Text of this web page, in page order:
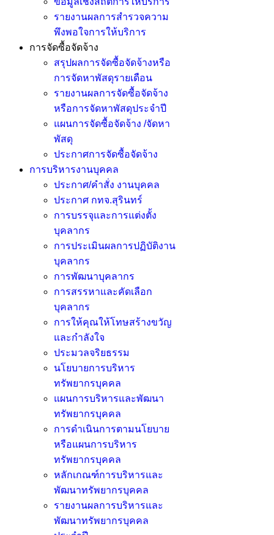
รายงานผลการสำรวจความ
พึงพอใจการให้บริการ
การจัดซื้อจัดจ้าง
สรุปผลการจัดซื้อจัดจ้างหรือ
การจัดหาพัสดุรายเดือน
รายงานผลการจัดซื้อจัดจ้าง
หรือการจัดหาพัสดุประจำปี
แผนการจัดซื้อจัดจ้าง /จัดหา
พัสดุ
ประกาศการจัดซื้อจัดจ้าง
การบริหารงานบุคคล
ประกาศ/คำสั่ง งานบุคคล
ประกาศ กทจ.สุรินทร์
การบรรจุและการแต่งตั้ง
บุคลากร
การประเมินผลการปฏิบัติงาน
บุคลากร
การพัฒนาบุคลากร
การสรรหาและคัดเลือก
บุคลากร
การให้คุณให้โทษสร้างขวัญ
และกำลังใจ
ประมวลจริยธรรม
นโยบายการบริหาร
ทรัพยากรบุคคล
แผนการบริหารและพัฒนา
ทรัพยากรบุคคล
การดำเนินการตามนโยบาย
หรือแผนการบริหาร
ทรัพยากรบุคคล
หลักเกณฑ์การบริหารและ
พัฒนาทรัพยากรบุคคล
รายงานผลการบริหารและ
พัฒนาทรัพยากรบุคคล